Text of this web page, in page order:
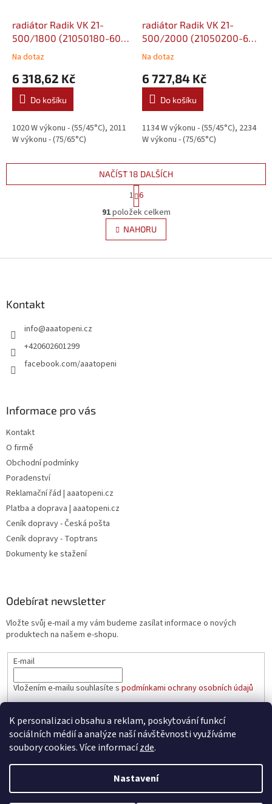
K personalizaci obsahu a reklam, poskytování funkcí
sociálních médií a analýze naší návštěvnosti využíváme
soubory cookies. Více informacízde.
Nastavení
radiátor Radik VK 21-
500/1800 (21050180-60-
0010)
Na dotaz
6 318,62 Kč
Do košíku
1020 W výkonu - (55/45°C), 2011
W výkonu - (75/65°C)
radiátor Radik VK 21-
500/2000 (21050200-60-
0010)
Na dotaz
6 727,84 Kč
Do košíku
1134 W výkonu - (55/45°C), 2234
W výkonu - (75/65°C)
O
v
l
á
NAČÍST 18 DALŠÍCH
S
t
r
á
n
k
v
1 6
91položek celkem
NAHORU
Kontakt
info@aaatopeni.cz
+420602601299
facebook.com/aaatopeni
Informace pro vás
Kontakt
O firmě
Obchodní podmínky
Poradenství
Reklamační řád | aaatopeni.cz
Platba a doprava | aaatopeni.cz
Ceník dopravy - Česká pošta
Ceník dopravy - Toptrans
Dokumenty ke stažení
Odebírat newsletter
Vložte svůj e-mail a my vám budeme zasílat informace o nových
produktech na našem e-shopu.
E-mail
Vložením e-mailu souhlasíte s podmínkami ochrany osobních údajů
PŘIHLÁSIT SE